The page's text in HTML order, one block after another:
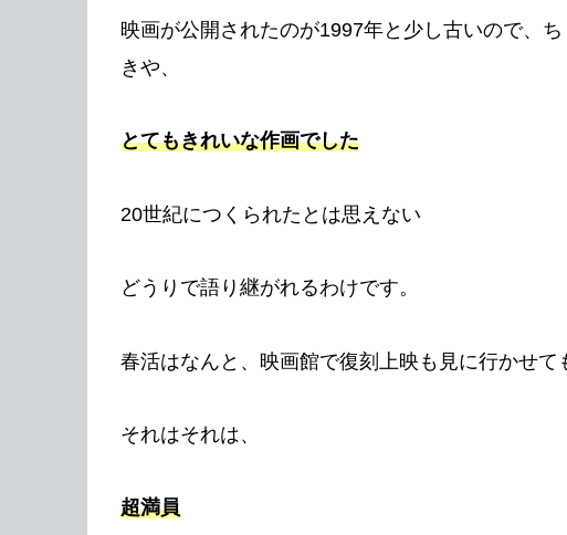
映画が公開されたのが1997年と少し古いので、
きや、
とてもきれいな作画でした
20世紀につくられたとは思えない
どうりで語り継がれるわけです。
春活はなんと、映画館で復刻上映も見に行かせて
それはそれは、
超満員